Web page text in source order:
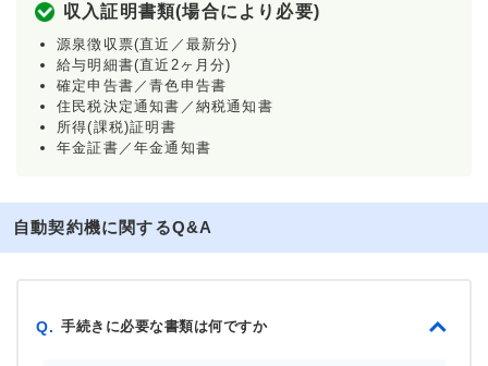
収入証明書類(場合により必要)
源泉徴収票(直近／最新分)
給与明細書(直近2ヶ月分)
確定申告書／青色申告書
住民税決定通知書／納税通知書
所得(課税)証明書
年金証書／年金通知書
自動契約機に関するQ&A
Q. 手続きに必要な書類は何ですか